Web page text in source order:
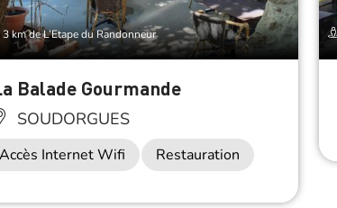
km de L’Etape du Randonneur
Balade Gourmande
SOUDORGUES
Accès Internet Wifi Restauration